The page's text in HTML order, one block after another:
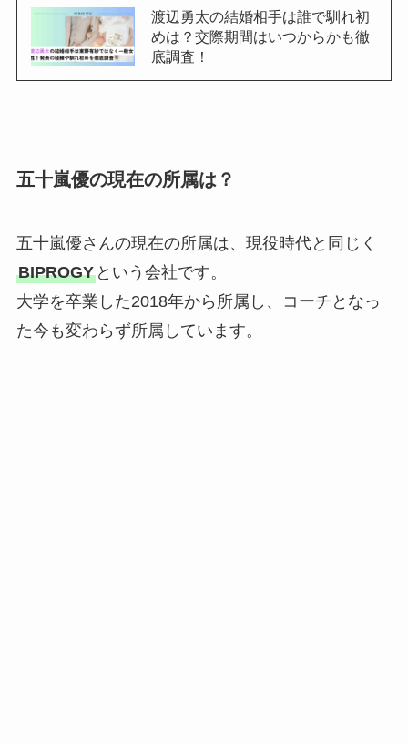
渡辺勇太の結婚相手は誰で馴れ初
めは？交際期間はいつからかも徹
底調査！
五十嵐優の現在の所属は？
五十嵐優さんの現在の所属は、現役時代と同じく
BIPROGYという会社です。
大学を卒業した2018年から所属し、コーチとなっ
た今も変わらず所属しています。